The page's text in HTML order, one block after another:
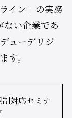
イン」の実務
い企業であ
ューデリジ
す。
制対応セミナ